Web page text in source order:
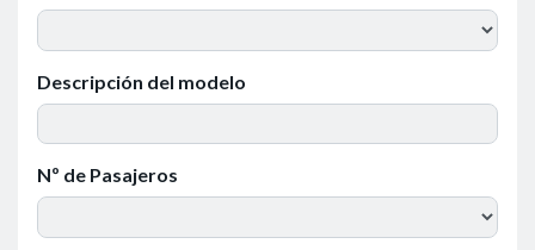
Descripción del modelo
Nº de Pasajeros